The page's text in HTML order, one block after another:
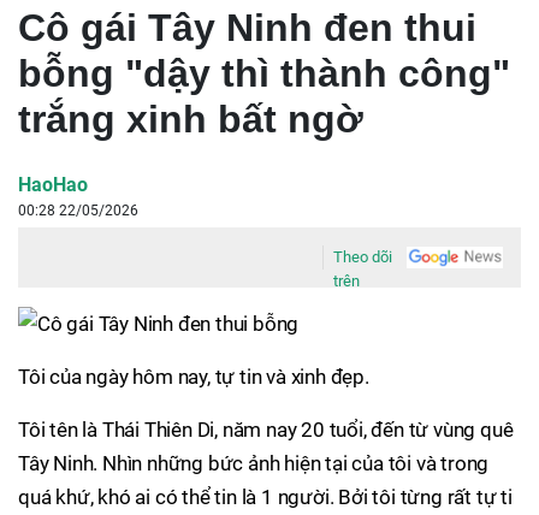
Cô gái Tây Ninh đen thui
bỗng "dậy thì thành công"
trắng xinh bất ngờ
HaoHao
00:28 22/05/2026
Theo dõi
trên
Tôi của ngày hôm nay, tự tin và xinh đẹp.
Tôi tên là Thái Thiên Di, năm nay 20 tuổi, đến từ vùng quê
Tây Ninh. Nhìn những bức ảnh hiện tại của tôi và trong
quá khứ, khó ai có thể tin là 1 người. Bởi tôi từng rất tự ti